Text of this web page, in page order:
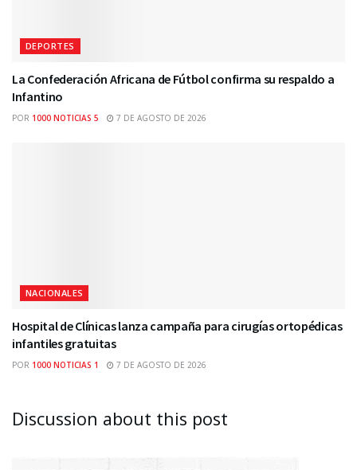
DEPORTES
La Confederación Africana de Fútbol confirma su respaldo a
Infantino
POR 1000 NOTICIAS 5 7 DE AGOSTO DE 2026
NACIONALES
Hospital de Clínicas lanza campaña para cirugías ortopédicas
infantiles gratuitas
POR 1000 NOTICIAS 1 7 DE AGOSTO DE 2026
Discussion about this post